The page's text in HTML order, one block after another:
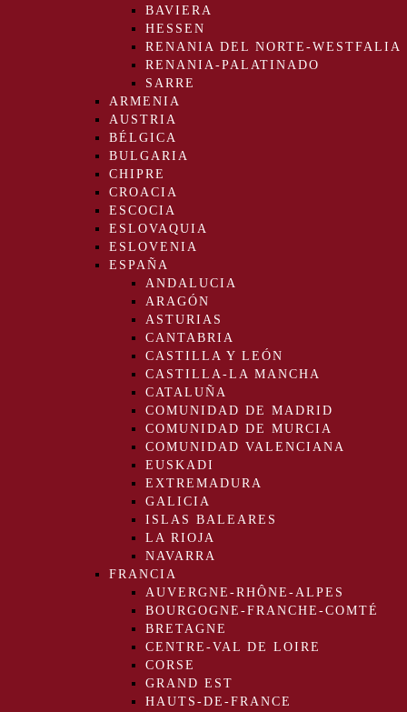
BAVIERA
HESSEN
RENANIA DEL NORTE-WESTFALIA
RENANIA-PALATINADO
SARRE
ARMENIA
AUSTRIA
BÉLGICA
BULGARIA
CHIPRE
CROACIA
ESCOCIA
ESLOVAQUIA
ESLOVENIA
ESPAÑA
ANDALUCIA
ARAGÓN
ASTURIAS
CANTABRIA
CASTILLA Y LEÓN
CASTILLA-LA MANCHA
CATALUÑA
COMUNIDAD DE MADRID
COMUNIDAD DE MURCIA
COMUNIDAD VALENCIANA
EUSKADI
EXTREMADURA
GALICIA
ISLAS BALEARES
LA RIOJA
NAVARRA
FRANCIA
AUVERGNE-RHÔNE-ALPES
BOURGOGNE-FRANCHE-COMTÉ
BRETAGNE
CENTRE-VAL DE LOIRE
CORSE
GRAND EST
HAUTS-DE-FRANCE